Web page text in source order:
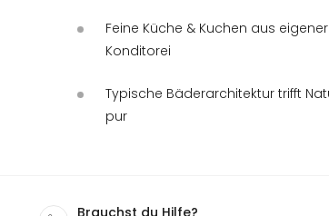
Feine Küche & Kuchen aus eigener
Konditorei
Typische Bäderarchitektur trifft
pur
Brauchst du Hilfe?